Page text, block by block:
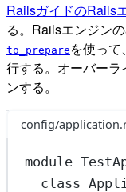
RailsガイドのRails
る。Railsエンジン
to_prepare を使っ
行する。オーバー
ンする。
config/
module
class